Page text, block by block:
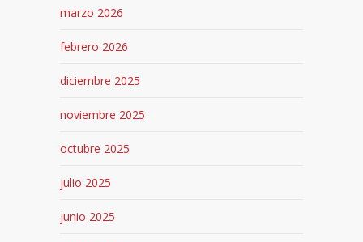
marzo 2026
febrero 2026
diciembre 2025
noviembre 2025
octubre 2025
julio 2025
junio 2025